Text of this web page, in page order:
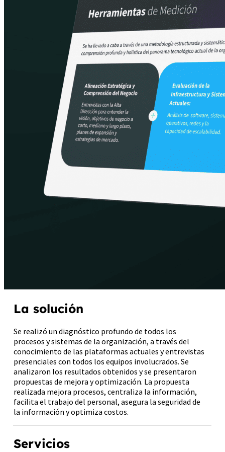
La solución
Se realizó un diagnóstico profundo de todos los
procesos y sistemas de la organización, a través del
conocimiento de las plataformas actuales y entrevistas
presenciales con todos los equipos involucrados. Se
analizaron los resultados obtenidos y se presentaron
propuestas de mejora y optimización. La propuesta
realizada mejora procesos, centraliza la información,
facilita el trabajo del personal, asegura la seguridad de
la información y optimiza costos.
Servicios